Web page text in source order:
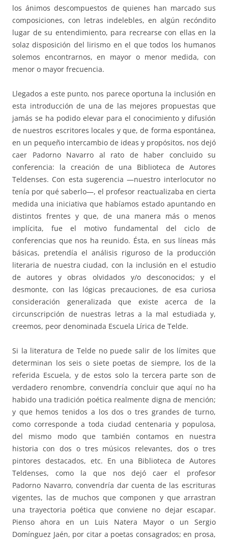
los ánimos descompuestos de quienes han marcado sus
composiciones, con letras indelebles, en algún recóndito
lugar de su entendimiento, para recrearse con ellas en la
solaz disposición del lirismo en el que todos los humanos
solemos encontrarnos, en mayor o menor medida, con
menor o mayor frecuencia.
Llegados a este punto, nos parece oportuna la inclusión en
esta introducción de una de las mejores propuestas que
jamás se ha podido elevar para el conocimiento y difusión
de nuestros escritores locales y que, de forma espontánea,
en un pequeño intercambio de ideas y propósitos, nos dejó
caer Padorno Navarro al rato de haber concluido su
conferencia: la creación de una Biblioteca de Autores
Teldenses. Con esta sugerencia —nuestro interlocutor no
tenía por qué saberlo—, el profesor reactualizaba en cierta
medida una iniciativa que habíamos estado apuntando en
distintos frentes y que, de una manera más o menos
implícita, fue el motivo fundamental del ciclo de
conferencias que nos ha reunido. Ésta, en sus líneas más
básicas, pretendía el análisis riguroso de la producción
literaria de nuestra ciudad, con la inclusión en el estudio
de autores y obras olvidados y/o desconocidos; y el
desmonte, con las lógicas precauciones, de esa curiosa
consideración generalizada que existe acerca de la
circunscripción de nuestras letras a la mal estudiada y,
creemos, peor denominada Escuela Lírica de Telde.
Si la literatura de Telde no puede salir de los límites que
determinan los seis o siete poetas de siempre, los de la
referida Escuela, y de estos solo la tercera parte son de
verdadero renombre, convendría concluir que aquí no ha
habido una tradición poética realmente digna de mención;
y que hemos tenidos a los dos o tres grandes de turno,
como corresponde a toda ciudad centenaria y populosa,
del mismo modo que también contamos en nuestra
historia con dos o tres músicos relevantes, dos o tres
pintores destacados, etc. En una Biblioteca de Autores
Teldenses, como la que nos dejó caer el profesor
Padorno Navarro, convendría dar cuenta de las escrituras
vigentes, las de muchos que componen y que arrastran
una trayectoria poética que conviene no dejar escapar.
Pienso ahora en un Luis Natera Mayor o un Sergio
Domínguez Jaén, por citar a poetas consagrados; en prosa,